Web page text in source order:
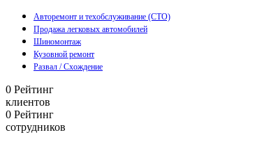
Авторемонт и техобслуживание (СТО)
Продажа легковых автомобилей
Шиномонтаж
Кузовной ремонт
Развал / Схождение
0 Рейтинг
клиентов
0 Рейтинг
сотрудников